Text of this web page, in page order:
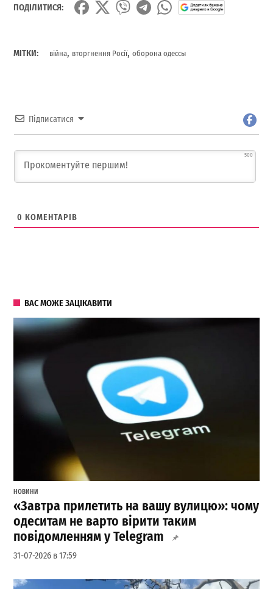
ПОДІЛИТИСЯ:
МІТКИ: війна, вторгнення Росії,оборона одессы
Підписатися
500
0 КОМЕНТАРІВ
ВАС МОЖЕ ЗАЦІКАВИТИ
НОВИНИ
«Завтра прилетить на вашу вулицю»: чому
одеситам не варто вірити таким
повідомленням у Telegram
31-07-2026 в 17:59